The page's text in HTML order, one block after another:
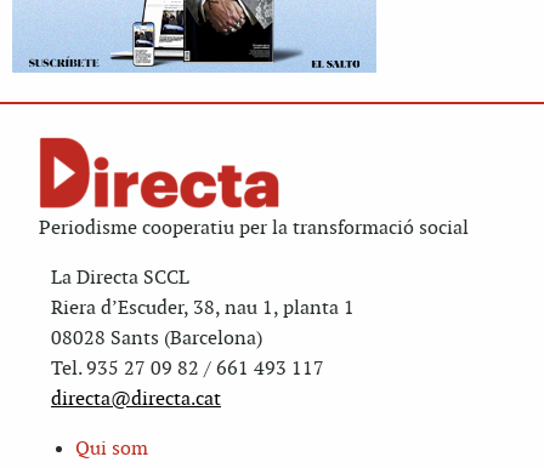
Periodisme cooperatiu per la transformació social
La Directa SCCL
Riera d’Escuder, 38, nau 1, planta 1
08028 Sants (Barcelona)
Tel. 935 27 09 82 / 661 493 117
directa@directa.cat
Qui som